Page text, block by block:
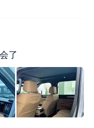
了